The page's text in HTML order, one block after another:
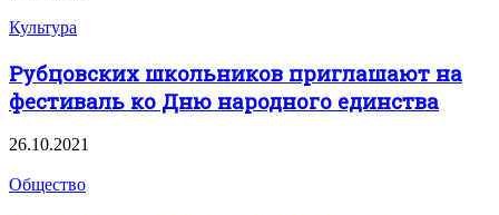
Культура
Рубцовских школьников приглашают на
фестиваль ко Дню народного единства
26.10.2021
Общество